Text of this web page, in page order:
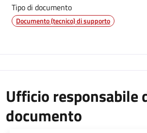
Tipo di documento
Documento (tecnico) di supporto
Ufficio responsabile
documento